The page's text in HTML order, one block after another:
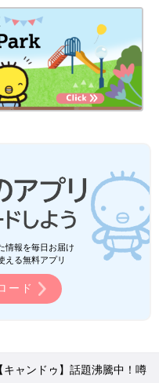
情報を毎日お届け
える無料アプリ
ード
【キャンドゥ】話題沸騰中！噂